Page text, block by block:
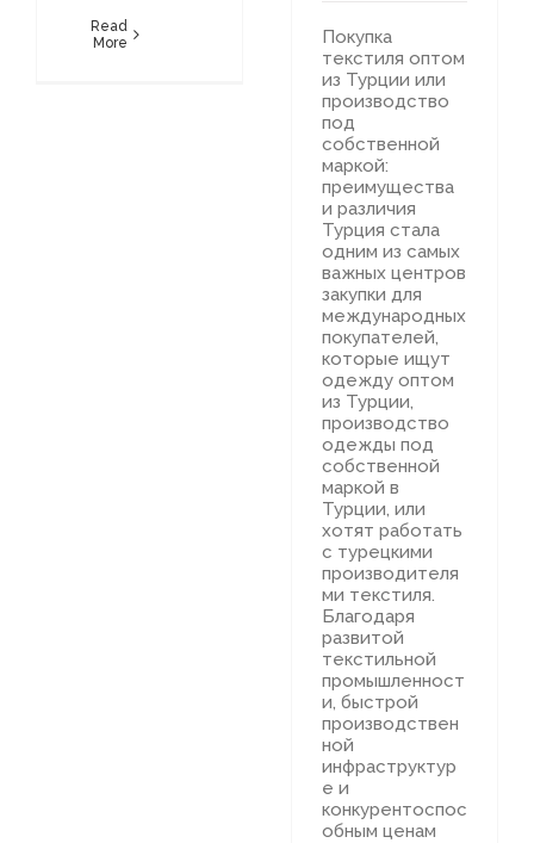
Read
More
Покупка
текстиля оптом
из Турции или
производство
под
собственной
маркой:
преимущества
и различия
Турция стала
одним из самых
важных центров
закупки для
международных
покупателей,
которые ищут
одежду оптом
из Турции,
производство
одежды под
собственной
маркой в
Турции, или
хотят работать
с турецкими
производителя
ми текстиля.
Благодаря
развитой
текстильной
промышленност
и, быстрой
производствен
ной
инфраструктур
е и
конкурентоспос
обным ценам